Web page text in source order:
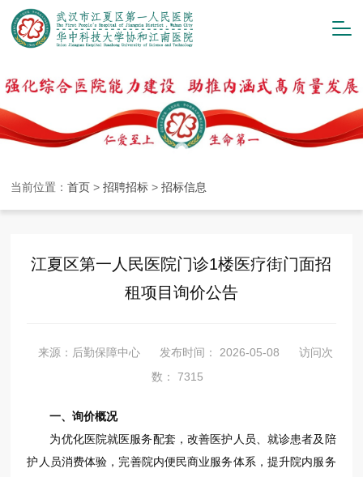
当前位置：首页 >招聘招标 >招标信息
江夏区第一人民医院门诊1楼医疗街门面招
租项目询价公告
来源：后勤保障中心 发布时间： 2026-05-08
访问次
数： 7315
一、询价概况
为优化医院就医服务配套，改善医护人员、就诊患者及陪
护人员消费体验，完善院内便民商业服务体系，提升院内服务